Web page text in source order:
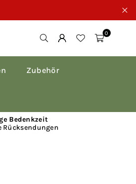
0
Zubehör
Bedenkzeit
Rücksendungen